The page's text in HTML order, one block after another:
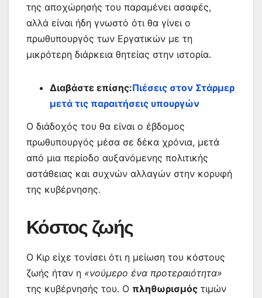
της αποχώρησής του παραμένει ασαφές,
αλλά είναι ήδη γνωστό ότι θα γίνει ο
πρωθυπουργός των Εργατικών με τη
μικρότερη διάρκεια θητείας στην ιστορία.
Διαβάστε επίσης:Πιέσεις στον Στάρμερ
μετά τις παραιτήσεις υπουργών
Ο διάδοχός του θα είναι ο έβδομος
πρωθυπουργός μέσα σε δέκα χρόνια, μετά
από μια περίοδο αυξανόμενης πολιτικής
αστάθειας και συχνών αλλαγών στην κορυφή
της κυβέρνησης.
Κόστος ζωής
Ο Κιρ είχε τονίσει ότι η μείωση του κόστους
ζωής ήταν η «νούμερο ένα προτεραιότητα»
της κυβέρνησής του. Ο πληθωρισμός τιμών